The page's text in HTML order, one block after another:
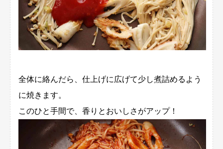
全体に絡んだら、仕上げに広げて少し煮詰めるよう
に焼きます。
このひと手間で、香りとおいしさがアップ！